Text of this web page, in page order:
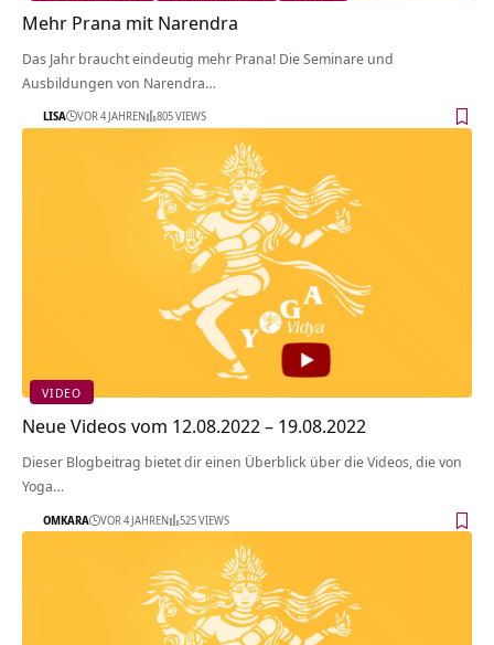
Mehr Prana mit Narendra
Das Jahr braucht eindeutig mehr Prana! Die Seminare und
Ausbildungen von Narendra…
LISA VOR 4 JAHREN 805 VIEWS
VIDEO
Neue Videos vom 12.08.2022 – 19.08.2022
Dieser Blogbeitrag bietet dir einen Überblick über die Videos, die von
Yoga…
OMKARA VOR 4 JAHREN 525 VIEWS